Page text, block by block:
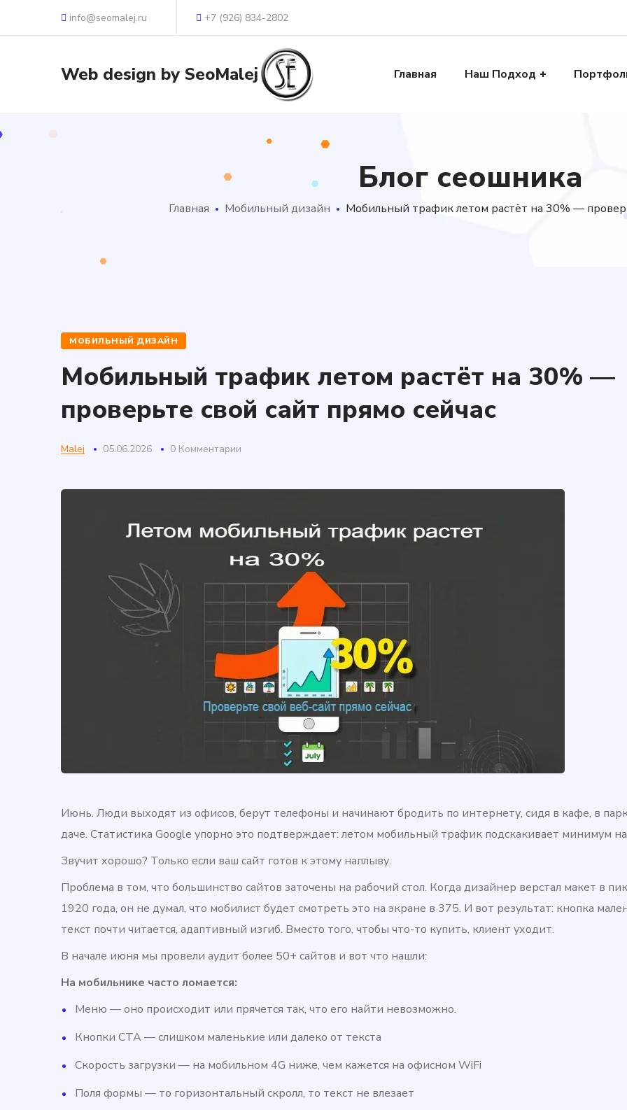
info@seomalej.ru +7 (926) 834-2802
Главная Наш Подход
Блог сеошника
Главная Мобильный дизайн Мобильный трафик летом растёт на 30% —
МОБИЛЬНЫЙ ДИЗАЙН
Мобильный трафик летом растёт на 30% —
проверьте свой сайт прямо сейчас
Malej 05.06.2026 0 Комментарии
Июнь. Люди выходят из офисов, берут телефоны и начинают бродить по интернету, сидя в кафе, в
даче. Статистика Google упорно это подтверждает: летом мобильный трафик подскакивает минимум
Звучит хорошо? Только если ваш сайт готов к этому наплыву.
Проблема в том, что большинство сайтов заточены на рабочий стол. Когда дизайнер верстал макет в
1920 года, он не думал, что мобилист будет смотреть это на экране в 375. И вот результат: кнопка
текст почти читается, адаптивный изгиб. Вместо того, чтобы что-то купить, клиент уходит.
В начале июня мы провели аудит более 50+ сайтов и вот что нашли:
На мобильнике часто ломается:
Меню — оно происходит или прячется так, что его найти невозможно.
Кнопки CTA — слишком маленькие или далеко от текста
Скорость загрузки — на мобильном 4G ниже, чем кажется на офисном WiFi
Поля формы — то горизонтальный скролл, то текст не влезает